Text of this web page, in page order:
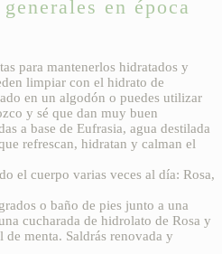
en época
para mantenerlos hidratados y
limpiar con el hidrato de
en un algodón o puedes utilizar
y sé que dan muy buen
a base de Eufrasia, agua destilada
refrescan, hidratan y calman el
el cuerpo varias veces al día: Rosa,
o baño de pies junto a una
cucharada de hidrolato de Rosa y
de menta. Saldrás renovada y